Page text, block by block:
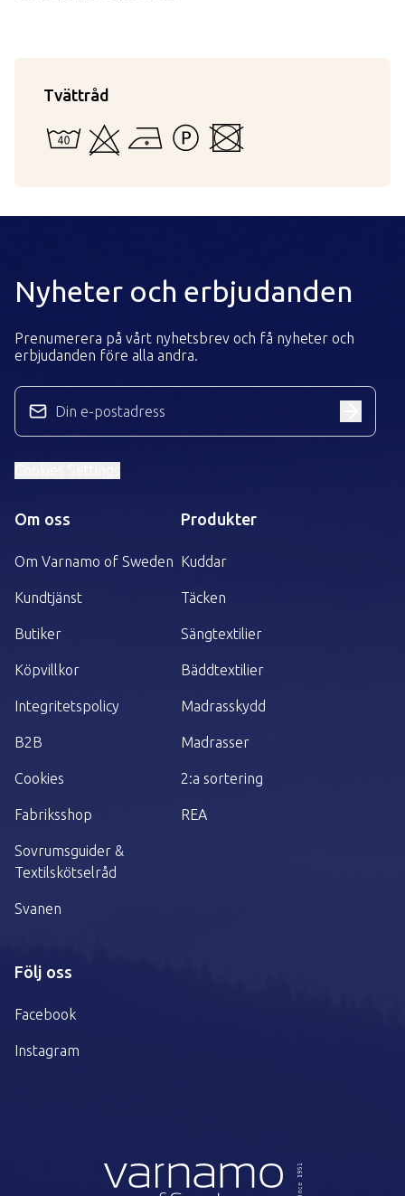
Tvättråd
40 - Kan vattentvättas i maskin eller för hand
Kan ej blekasStrykning med låg temperatur
Tål inte starkare tvättvätskor än
Kan inte torktumlas
Nyheter och erbjudanden
Prenumerera på vårt nyhetsbrev och få nyheter och
erbjudanden före alla andra.
Din e-postadress
Om oss
Om Varnamo of Sweden
Kundtjänst
Butiker
Köpvillkor
Integritetspolicy
B2B
Cookies
Fabriksshop
Sovrumsguider &
Textilskötselråd
Svanen
Produkter
Kuddar
Täcken
Sängtextilier
Bäddtextilier
Madrasskydd
Madrasser
2:a sortering
REA
Följ oss
Facebook
Instagram